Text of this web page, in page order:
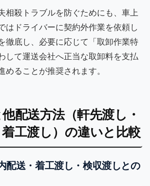
相殺トラブルを防ぐためにも、車上
はドライバーに契約外作業を依頼し
徹底し、必要に応じて「取卸作業特
して運送会社へ正当な取卸料を支払
めることが推奨されます。
配送方法（軒先渡し・
工渡し）の違いと比較
配送・着工渡し・検収渡しとの